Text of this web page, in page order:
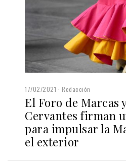
17/02/2021 Redacción
El Foro de Marcas
Cervantes firman
para impulsar la
el exterior